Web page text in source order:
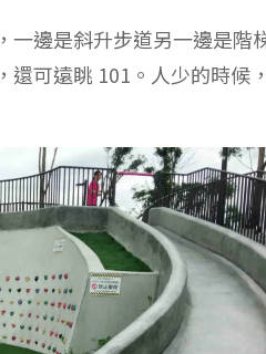
邊是斜升步道另一邊是階
可遠眺 101。人少的時候